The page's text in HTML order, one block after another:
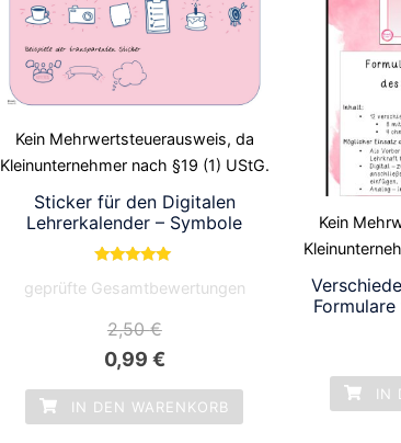
Kein Mehrwertsteuerausweis, da
Kleinunternehmer nach §19 (1) UStG.
Sticker für den Digitalen
Lehrerkalender – Symbole
5.00
geprüfte Gesamtbewertungen
2,50€
Ursprünglicher
Preis
war:
0,99 €Aktueller
Preis
ist:
IN DEN WARENKORB
Kein
IN